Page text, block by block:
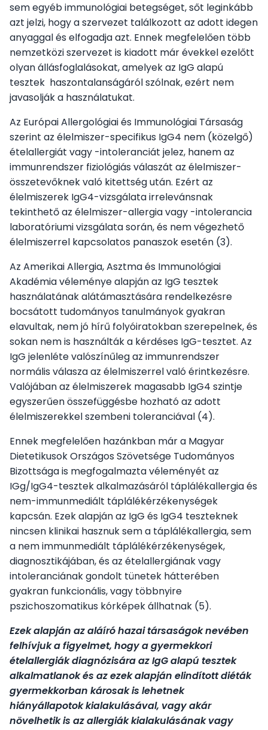
sem egyéb immunológiai betegséget, sőt leginkább
azt jelzi, hogy a szervezet találkozott az adott idegen
anyaggal és elfogadja azt. Ennek megfelelően több
nemzetközi szervezet is kiadott már évekkel ezelőtt
olyan állásfoglalásokat, amelyek az IgG alapú
tesztek haszontalanságáról szólnak, ezért nem
javasolják a használatukat.
Az Európai Allergológiai és Immunológiai Társaság
szerint az élelmiszer-specifikus IgG4 nem (közelgő)
ételallergiát vagy -intoleranciát jelez, hanem az
immunrendszer fiziológiás válaszát az élelmiszer-
összetevőknek való kitettség után. Ezért az
élelmiszerek IgG4-vizsgálata irrelevánsnak
tekinthető az élelmiszer-allergia vagy -intolerancia
laboratóriumi vizsgálata során, és nem végezhető
élelmiszerrel kapcsolatos panaszok esetén (3).
Az Amerikai Allergia, Asztma és Immunológiai
Akadémia véleménye alapján az IgG tesztek
használatának alátámasztására rendelkezésre
bocsátott tudományos tanulmányok gyakran
elavultak, nem jó hírű folyóiratokban szerepelnek, és
sokan nem is használták a kérdéses IgG-tesztet. Az
IgG jelenléte valószínűleg az immunrendszer
normális válasza az élelmiszerrel való érintkezésre.
Valójában az élelmiszerek magasabb IgG4 szintje
egyszerűen összefüggésbe hozható az adott
élelmiszerekkel szembeni toleranciával (4).
Ennek megfelelően hazánkban már a Magyar
Dietetikusok Országos Szövetsége Tudományos
Bizottsága is megfogalmazta véleményét az
IGg/IgG4-tesztek alkalmazásáról táplálékallergia és
nem-immunmediált táplálékérzékenységek
kapcsán. Ezek alapján az IgG és IgG4 teszteknek
nincsen klinikai hasznuk sem a táplálékallergia, sem
a nem immunmediált táplálékérzékenységek,
diagnosztikájában, és az ételallergiának vagy
intoleranciának gondolt tünetek hátterében
gyakran funkcionális, vagy többnyire
pszichoszomatikus kórképek állhatnak (5).
Ezek alapján az aláíró hazai társaságok nevében
felhívjuk a figyelmet, hogy a gyermekkori
ételallergiák diagnózisára az IgG alapú tesztek
alkalmatlanok és az ezek alapján elindított diéták
gyermekkorban károsak is lehetnek
hiányállapotok kialakulásával, vagy akár
növelhetik is az allergiák kialakulásának vagy